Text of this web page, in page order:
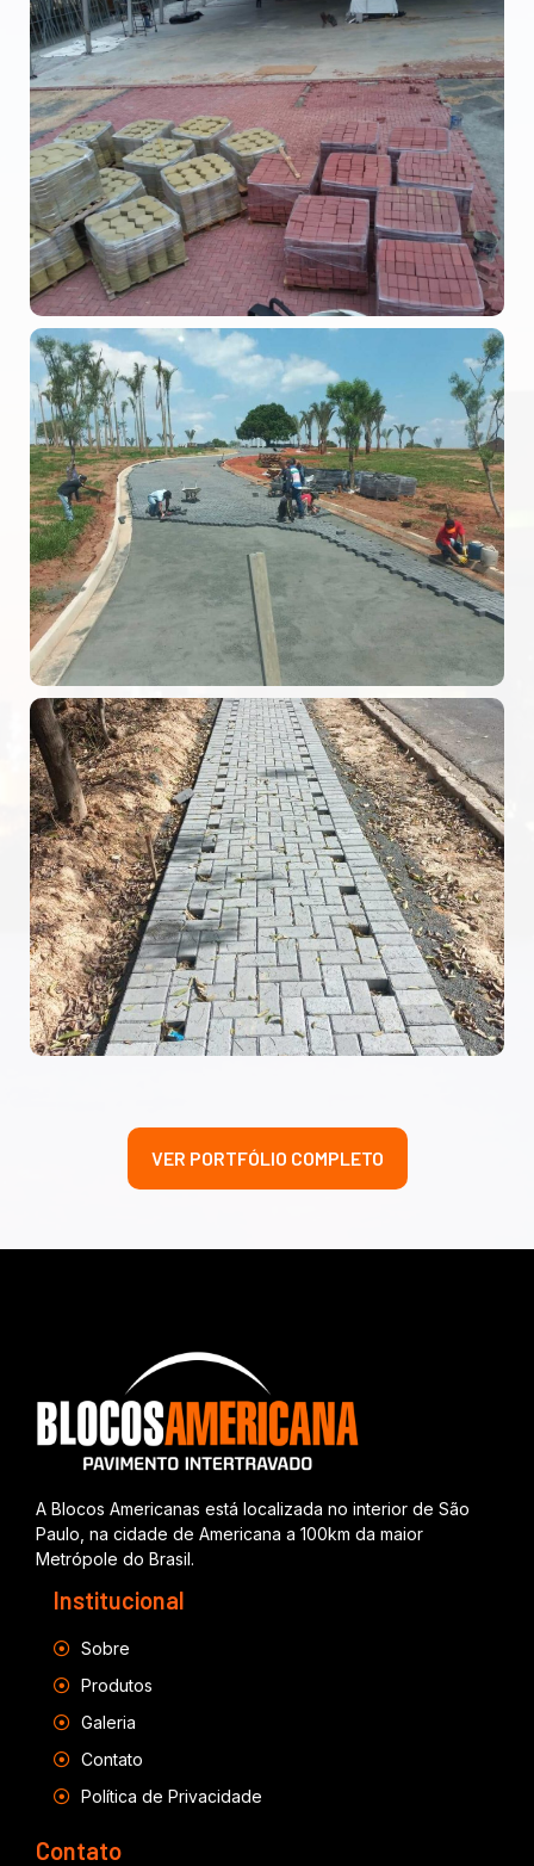
VER PORTFÓLIO COMPLETO
A Blocos Americanas está localizada no interior de São
Paulo, na cidade de Americana a 100km da maior
Metrópole do Brasil.
Institucional
Sobre
Produtos
Galeria
Contato
Política de Privacidade
Contato